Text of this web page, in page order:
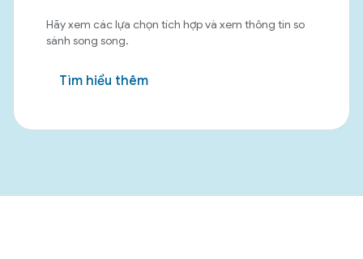
Hãy xem các lựa chọn tích hợp và xem thông tin so
sánh song song.
Tìm hiểu thêm